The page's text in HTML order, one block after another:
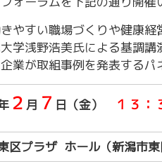
相談窓口）
商工会議所ライブ
経営発達支援
令和2年4月1日～
やすい職場づくりや健康経
学浅野浩美氏による基調講
業が取組事例を発表するパ
２ 月 ７ 日（金） １３：
区プラザ ホール（新潟市